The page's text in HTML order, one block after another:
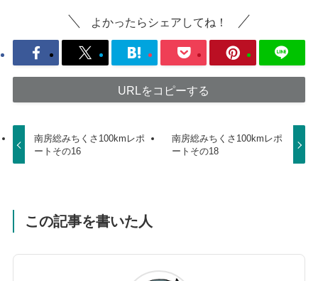
よかったらシェアしてね！
URLをコピーする
南房総みちくさ100kmレポ
ートその16
南房総みちくさ100kmレポ
ートその18
この記事を書いた人